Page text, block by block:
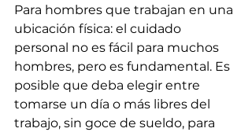
Para hombres que trabajan en una
ubicación física: el cuidado
personal no es fácil para muchos
hombres, pero es fundamental. Es
posible que deba elegir entre
tomarse un día o más libres del
trabajo, sin goce de sueldo, para